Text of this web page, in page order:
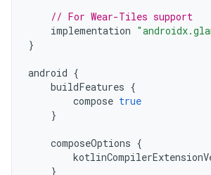
// For Wear-Tiles support
implementation
}
android {
buildFeatures {
compose true
}
composeOptions {
}